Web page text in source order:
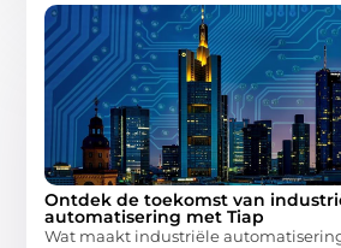
Ontdek de toekomst van
automatisering met Tiap
Wat maakt industriële